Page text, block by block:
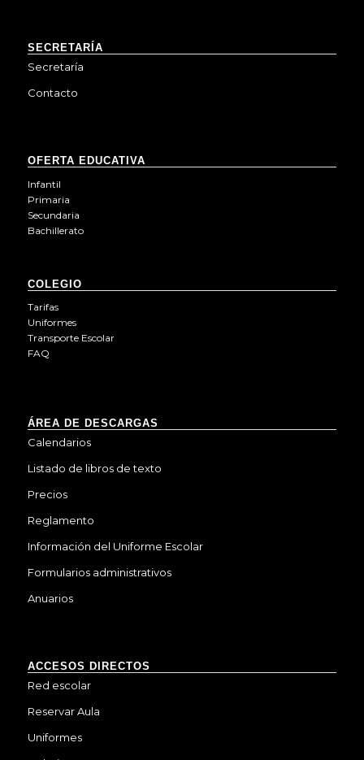
SECRETARÍA
Secretaría
Contacto
OFERTA EDUCATIVA
Infantil
Primaria
Secundaria
Bachillerato
COLEGIO
Tarifas
Uniformes
Transporte Escolar
FAQ
ÁREA DE DESCARGAS
Calendarios
Listado de libros de texto
Precios
Reglamento
Información del Uniforme Escolar
Formularios administrativos
Anuarios
ACCESOS DIRECTOS
Red escolar
Reservar Aula
Uniformes